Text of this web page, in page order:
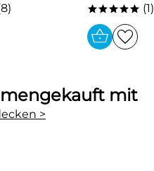
***** (1)
mit
>